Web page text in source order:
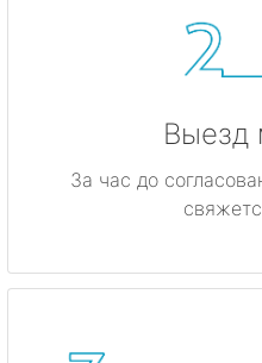
Выезд
За час до